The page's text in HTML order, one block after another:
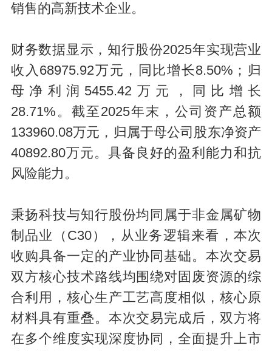
销售的高新技术企业。
财务数据显示，知行股份2025年实现营业
收入68975.92万元，同比增长8.50%；归
母净利润5455.42万元，同比增长
28.71%。截至2025年末，公司资产总额
133960.08万元，归属于母公司股东净资产
40892.80万元。具备良好的盈利能力和抗
风险能力。
秉扬科技与知行股份均同属于非金属矿物
制品业（C30），从业务逻辑来看，本次
收购具备一定的产业协同基础。本次交易
双方核心技术路线均围绕对固废资源的综
合利用，核心生产工艺高度相似，核心原
材料具有重叠。本次交易完成后，双方将
在多个维度实现深度协同，全面提升上市